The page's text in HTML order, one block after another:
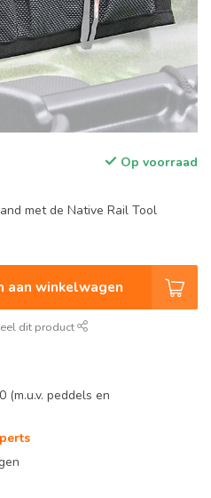
Op voorraad
met de Native Rail Tool
aan winkelwagen
dit product
(m.u.v. peddels en